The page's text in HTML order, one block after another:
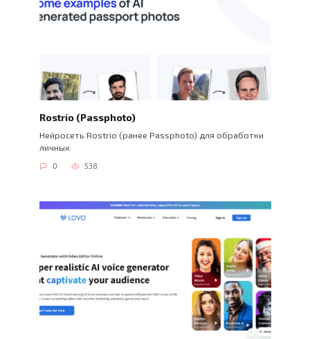
Rostrio (Passphoto)
Нейросеть Rostrio (ранее Passphoto) для обработки
личных
0 538